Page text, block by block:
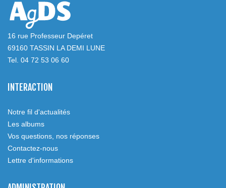
16 rue Professeur Depéret
69160 TASSIN LA DEMI LUNE
Tel. 04 72 53 06 60
INTERACTION
Notre fil d'actualités
Les albums
Vos questions, nos réponses
Contactez-nous
Lettre d'informations